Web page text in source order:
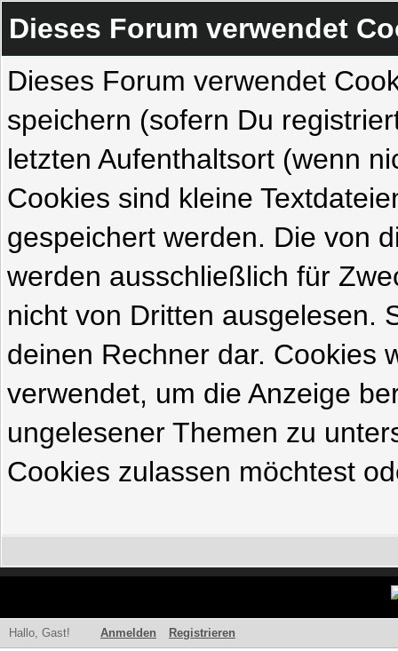
Dieses Forum verwendet
Dieses Forum verwendet
speichern (sofern Du
letzten Aufenthaltsort (wenn
Cookies sind kleine
gespeichert werden. Die von
werden ausschließlich für
nicht von Dritten ausgelesen.
deinen Rechner dar. Cookies
verwendet, um die Anzeige
ungelesener Themen zu
Cookies zulassen möchtest
Hallo, Gast! Anmelden Registrieren